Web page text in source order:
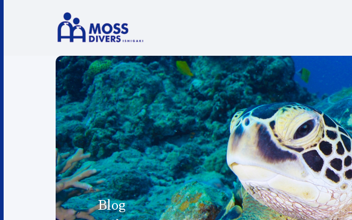
Blog